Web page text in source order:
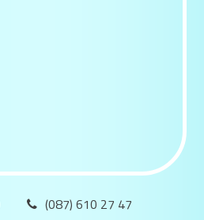
(087) 610 27 47